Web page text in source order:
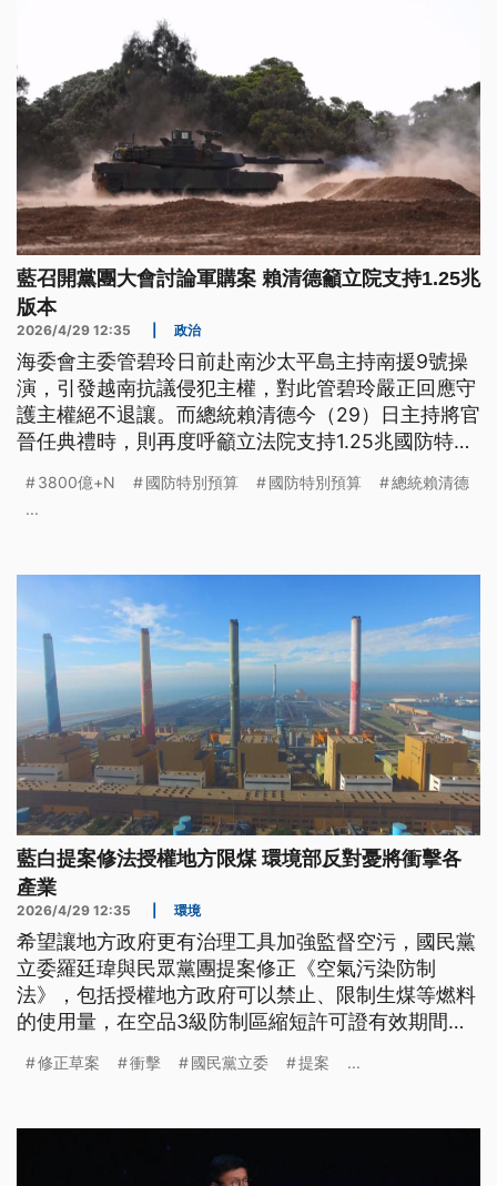
藍召開黨團大會討論軍購案 賴清德籲立院支持1.25兆
版本
2026/4/29 12:35 政治
海委會主委管碧玲日前赴南沙太平島主持南援9號操
演，引發越南抗議侵犯主權，對此管碧玲嚴正回應守
護主權絕不退讓。而總統賴清德今（29）日主持將官
晉任典禮時，則再度呼籲立法院支持1.25兆國防特別
空白授權通過1.25兆，但也首度表態不反對8000億
元軍購，只是仍希望是「3800億+N」形式，國民黨
3800億+N 國防特別預算 國防特別預算
總統賴清德
...
藍白提案修法授權地方限煤 環境部反對憂將衝擊各
產業
2026/4/29 12:35 環境
希望讓地方政府更有治理工具加強監督空污，國民黨
立委羅廷瑋與民眾黨團提案修正《空氣污染防制
法》，包括授權地方政府可以禁止、限制生煤等燃料
的使用量，在空品3級防制區縮短許可證有效期間。
也呼籲維持現狀，台灣空氣健康聯盟則表態支持。
修正草案 衝擊 國民黨立委 提案 ...